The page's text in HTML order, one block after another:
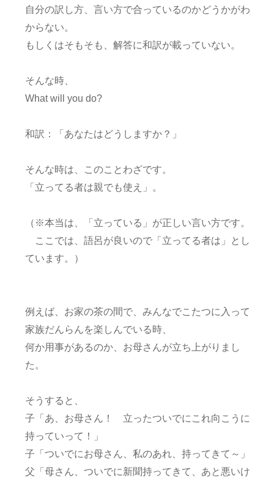
自分の訳し方、言い方で合っているのかどうかがわ
からない。
もしくはそもそも、解答に和訳が載っていない。
そんな時、
What will you do?
和訳：「あなたはどうしますか？」
そんな時は、このことわざです。
「立ってる者は親でも使え」。
（※本当は、「立っている」が正しい言い方です。
ここでは、語呂が良いので「立ってる者は」とし
ています。）
例えば、お家の茶の間で、みんなでこたつに入って
家族だんらんを楽しんでいる時、
何か用事があるのか、お母さんが立ち上がりまし
た。
そうすると、
子「あ、お母さん！ 立ったついでにこれ向こうに
持っていって！」
子「ついでにお母さん、私のあれ、持ってきて～」
父「母さん、ついでに新聞持ってきて、あと悪いけ